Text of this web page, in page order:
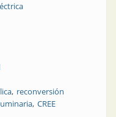
reconversión
CREE